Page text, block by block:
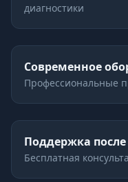
диагностики
Современное
Профессиональные
Поддержка после
Бесплатная